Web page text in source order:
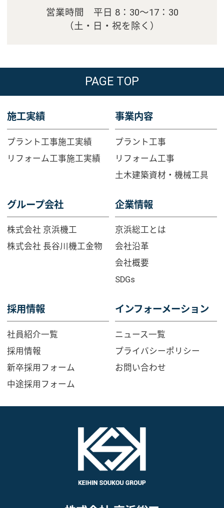
営業時間 平日 8：30～17：30
（土・日・祝を除く）
PAGE TOP
施工実績
プラント工事施工実績
リフォーム工事施工実績
事業内容
プラント工事
リフォーム工事
土木建築資材・機械工具
グループ会社
株式会社 京浜機工
株式会社 長谷川機工金物
企業情報
京浜総工とは
会社沿革
会社概要
SDGs
採用情報
社員紹介一覧
採用情報
新卒採用フォーム
中途採用フォーム
インフォーメーション
ニュース一覧
プライバシーポリシー
お問い合わせ